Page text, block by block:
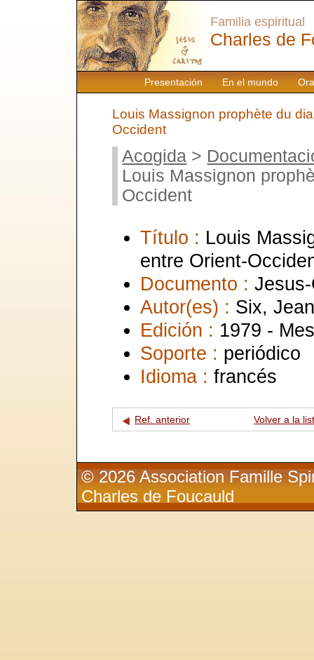
Presentación En el mundo
Familia espiritual
Charles de
Louis Massignon prophète du
Occident
Acogida >
Louis Massignon
Occident
Título : Louis
entre Orient-
Documento :
Autor(es) : Six,
Edición : 1979 -
Soporte : periódico
Idioma : francés
Ref. anterior Volver a la
© 2026 Association Famille
Charles de Foucauld